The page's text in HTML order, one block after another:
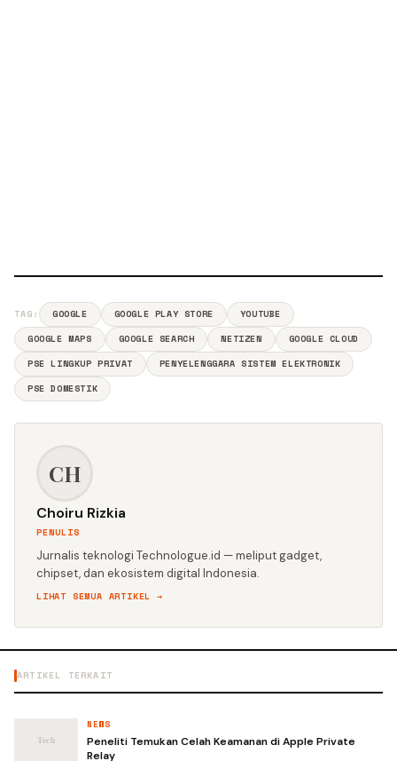
TAG: GOOGLE GOOGLE PLAY STORE
YOUTUBE
GOOGLE MAPS
GOOGLE SEARCH NETIZEN
GOOGLE CLOUD
PSE LINGKUP PRIVAT
PENYELENGGARA SISTEM ELEKTRONIK
PSE DOMESTIK
CH
Choiru Rizkia
PENULIS
Jurnalis teknologi Technologue.id — meliput gadget,
chipset, dan ekosistem digital Indonesia.
LIHAT SEMUA ARTIKEL →
ARTIKEL TERKAIT
NEWS
Peneliti Temukan Celah Keamanan di Apple Private
Relay